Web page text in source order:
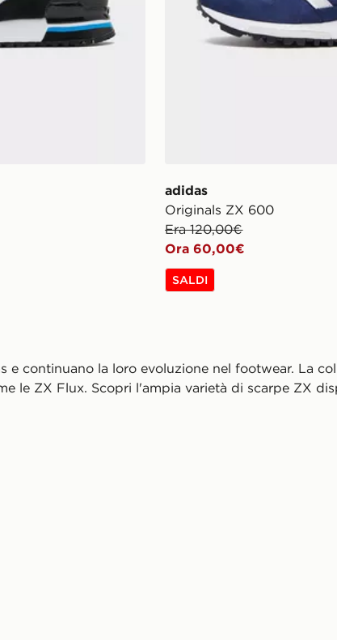
adidas
Originals ZX 600
Era 120,00€
Ora 60,00€
SALDI
continuano la loro evoluzione nel footwear. La
le ZX Flux. Scopri l'ampia varietà di scarpe ZX